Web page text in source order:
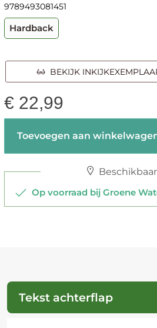
9789493081451
Hardback
BEKIJK
€ 22,99
Toevoegen aan
Op voorraad bij Groene
Tekst achterflap